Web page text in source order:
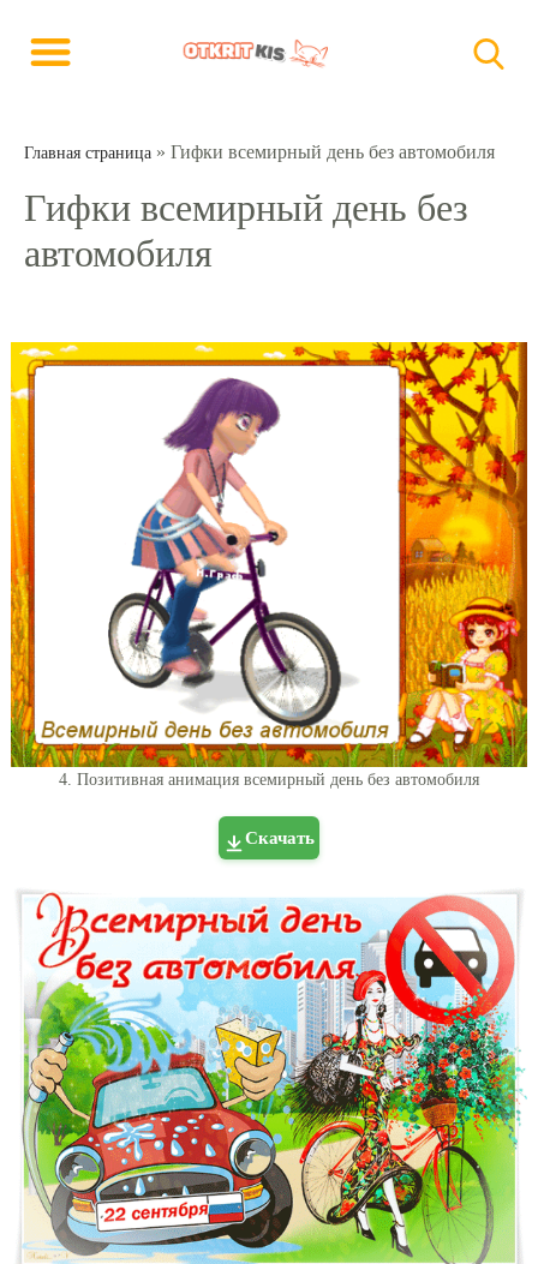
Главная страница » Гифки всемирный день без автомобиля
Гифки всемирный день без
автомобиля
4. Позитивная анимация всемирный день без автомобиля
Скачать